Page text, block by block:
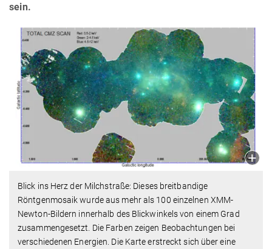
sein.
Blick ins Herz der Milchstraße: Dieses breitbandige
Röntgenmosaik wurde aus mehr als 100 einzelnen XMM-
Newton-Bildern innerhalb des Blickwinkels von einem Grad
zusammengesetzt. Die Farben zeigen Beobachtungen bei
verschiedenen Energien. Die Karte erstreckt sich über eine